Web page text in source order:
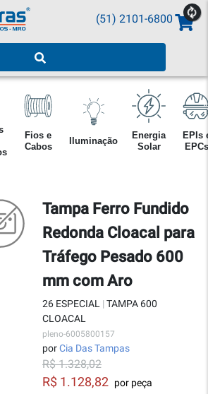
(51) 2101-6800
Fios e
Cabos
Iluminação
Energia
Solar
EPIs
EPCs
Tampa Ferro Fundido
Redonda Cloacal para
Tráfego Pesado 600
mm com Aro
26 ESPECIAL | TAMPA 600
CLOACAL
pleno-6005800157
porCia Das Tampas
R$ 1.328,02
R$ 1.128,82 por peça